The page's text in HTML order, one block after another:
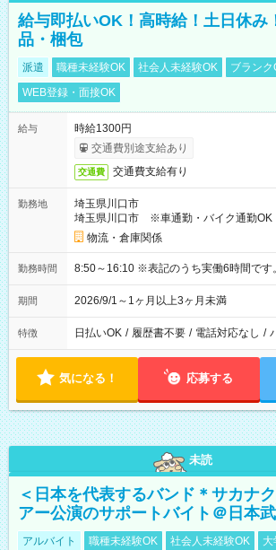
給与即払いOK！高時給！土日休み
品・梱包
派遣 職種未経験OK 社会人未経験OK
ブランク
WEB登録・面接OK
給与
時給1300円
交通費別途支給あり
交通費 交通費支給有り
勤務地
埼玉県川口市
埼玉県川口市 ※車通勤・バイク通勤OK
物流・倉庫関係
勤務時間 8:50～16:10 ※表記のうち実働6時間です。
期間 2026/9/1～1ヶ月以上3ヶ月未満
特徴 日払いOK / 履歴書不要 / 電話対応なし /
気になる！ 応募する
未読
＜日本を代表するバンド＊サカナ
アー公演のサポートバイト＠日本
アルバイト 職種未経験OK 社会人未経験OK
大